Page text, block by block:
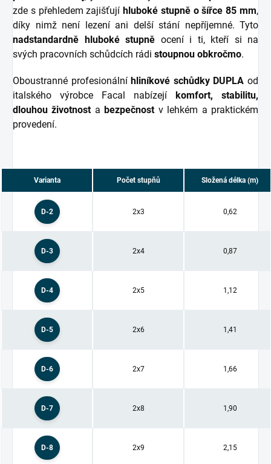
zde s přehledem zajišťujíhluboké stupně o šířce 85 mm,
díky nimž není lezení ani delší stání nepříjemné. Tyto
nadstandardně hluboké stupně ocení i ti, kteří si na
svých pracovních schůdcích rádi stoupnou obkročmo.
Oboustranné profesionálníhliníkové schůdky DUPLA od
italského výrobce Facal nabízejí komfort, stabilitu,
dlouhou životnostabezpečnostv lehkém a praktickém
provedení.
Varianta Počet stupňů Složená délka (m)
D-2 2x3 0,62
D-3 2x4 0,87
D-4 2x5 1,12
D-5 2x6 1,41
D-6 2x7 1,66
D-7 2x8 1,90
D-8 2x9 2,15